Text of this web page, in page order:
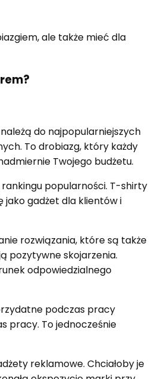
ale także mieć dla
do najpopularniejszych
To drobiazg, który każdy
Twojego budżetu.
popularności. T-shirty
jako gadżet dla klientów i
rozwiązania, które są także
pozytywne skojarzenia.
odpowiedzialnego
podczas pracy
pracy. To jednocześnie
reklamowe. Chciałoby je